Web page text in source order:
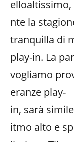
nte la
tranquilla di
play-in. La
vogliamo
eranze play-
in, sarà
itmo alto e